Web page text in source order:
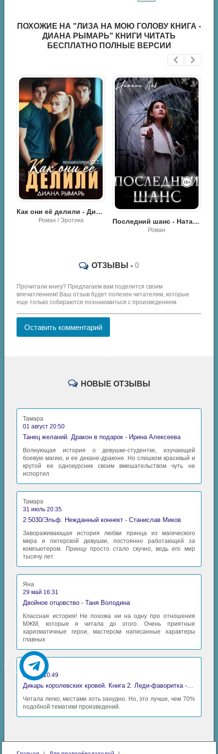
ПОХОЖИЕ НА "ЛИЗА НА МОЮ ГОЛОВУ КНИГА -
ДИАНА РЫМАРЬ" КНИГИ ЧИТАТЬ
БЕСПЛАТНО ПОЛНЫЕ ВЕРСИИ
Как они её делили - Диана Рымарь
Роман / Эротика Последний шанс - Натали Лав
Роман
ОТЗЫВЫ - 0
Прочитали книгу? Предлагаем вам поделится своим
впечатлением! Ваш отзыв будет полезен читателям, которые
еще только собираются познакомиться с произведением.
Оставить комментарий
НОВЫЕ ОТЗЫВЫ
Тамара
01 август 20:50
Танец желаний. Дракон в подарок - Ирина Алексеева
Волнующая история о девушке-студентке, изучающей
боевую магию, и ее декане-драконе. Но слишком красивый и
крутой ее однокурсник своим вмешательством чуть не
испортил
Тамара
31 июль 20:35
2:5030/Эльф. Нежданный коннект - Станислав Миков
Завораживающая история любви принца из магического
мира и питерской девушки, постоянно работающей за
компьютером. Принцу просто стало скучно, ведь его мир
тысячу лет
Яна
29 май 16:31
Двойное отцовство - Таня Володина
Классная история! Не похожа ни на одну про отношения
МЖМ, которые я читала до этого. Очень приятные
харизматичные герои, мастерски написанные характеры
главных
Аида
06 май 10:49
Читала легко, местами хоть занудно. Но, это лучше, чем 70%
подобной тематики произведений.